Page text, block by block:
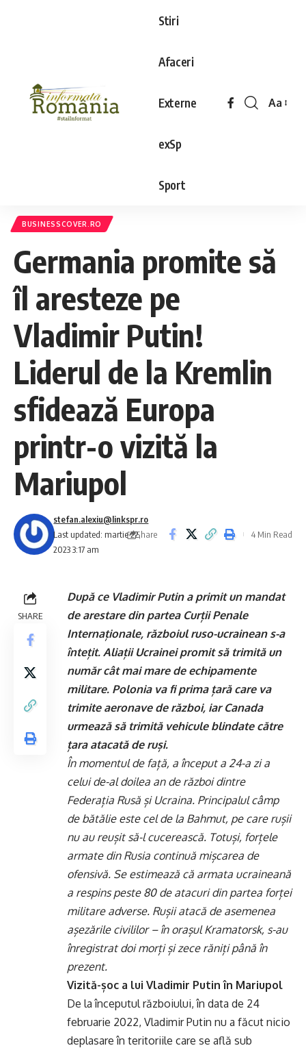
Stiri
Afaceri
Externe
exSp
Sport
Aa
BUSINESSCOVER.RO
Germania promite să
îl aresteze pe
Vladimir Putin!
Liderul de la Kremlin
sfidează Europa
printr-o vizită la
Mariupol
Last updated: martie 22,
2023 3:17 am
stefan.alexiu@linkspr.ro
Share
4 Min Read
SHARE
După ce Vladimir Putin a primit un mandat
de arestare din partea Curții Penale
Internaționale, războiul ruso-ucrainean s-a
întețit. Aliații Ucrainei promit să trimită un
număr cât mai mare de echipamente
militare. Polonia va fi prima țară care va
trimite aeronave de război, iar Canada
urmează să trimită vehicule blindate către
țara atacată de ruși.
În momentul de față, a început a 24-a zi a
celui de-al doilea an de război dintre
Federația Rusă și Ucraina. Principalul câmp
de bătălie este cel de la Bahmut, pe care rușii
nu au reușit să-l cucerească. Totuși, forțele
armate din Rusia continuă mișcarea de
ofensivă. Se estimează că armata ucraineană
a respins peste 80 de atacuri din partea forței
militare adverse. Rușii atacă de asemenea
așezările civililor – în orașul Kramatorsk, s-au
înregistrat doi morți și zece răniți până în
prezent.
Vizită-șoc a lui Vladimir Putin în Mariupol
De la începutul războiului, în data de 24
februarie 2022, Vladimir Putin nu a făcut nicio
deplasare în teritoriile care se află sub